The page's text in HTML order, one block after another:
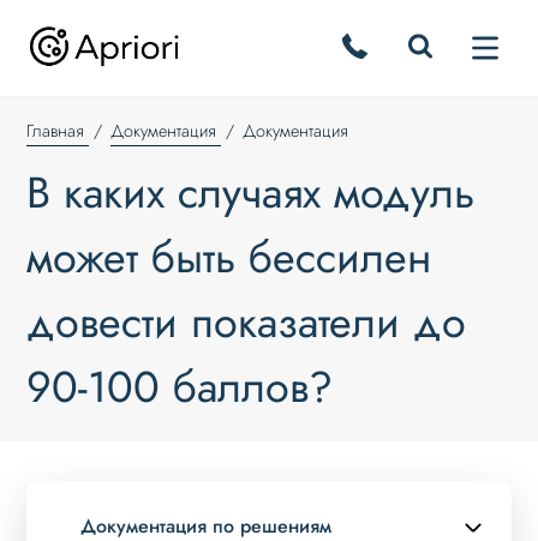
Главная Документация Документация
В каких случаях модуль
может быть бессилен
довести показатели до
90-100 баллов?
Документация по решениям